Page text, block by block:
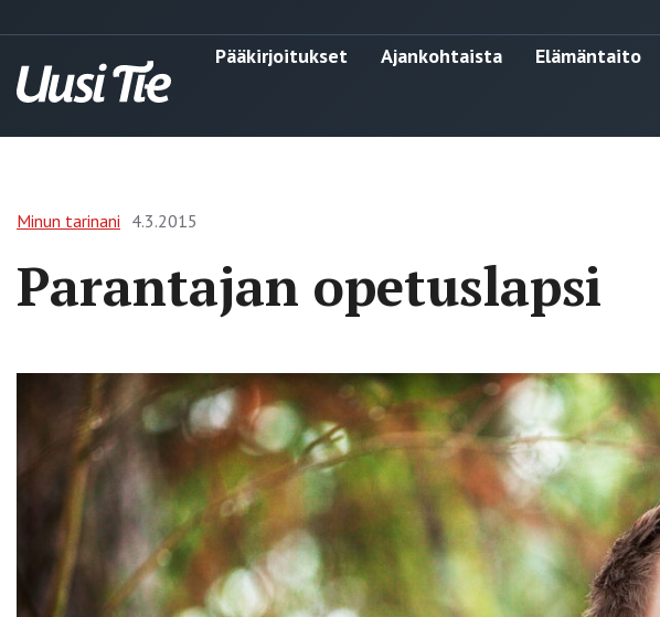
Pääkirjoitukset Ajankohtaista Elämäntaito
Minun tarinani 4.3.2015
Parantajan opetuslapsi